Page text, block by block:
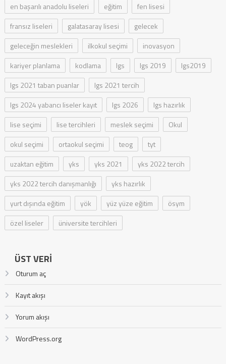
en başarılı anadolu liseleri
eğitim
fen lisesi
fransız liseleri
galatasaray lisesi
gelecek
geleceğin meslekleri
ilkokul seçimi
inovasyon
kariyer planlama
kodlama lgs lgs 2019
lgs2019
lgs 2021 taban puanlar
lgs 2021 tercih
lgs 2024 yabancı liseler kayıt
lgs 2026
lgs hazırlık
lise seçimi
lise tercihleri meslek seçimi
Okul
okul seçimi
ortaokul seçimi teog
tyt
uzaktan eğitim
yks yks 2021
yks 2022 tercih
yks 2022 tercih danışmanlığı
yks hazırlık
yurt dışında eğitim
yök yüz yüze eğitim
ösym
özel liseler
üniversite tercihleri
ÜST VERI
Oturum aç
Kayıt akışı
Yorum akışı
WordPress.org